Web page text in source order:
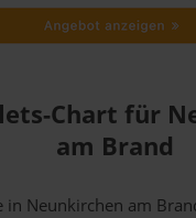
Chart für
am Brand
in Neunkirchen am